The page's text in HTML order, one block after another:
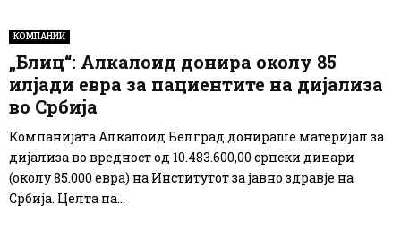
КОМПАНИИ
„Блиц“: Алкалоид донира околу 85
илјади евра за пациентите на дијализа
во Србија
Компанијата Алкалоид Белград донираше материјал за
дијализа во вредност од 10.483.600,00 српски динари
(околу 85.000 евра) на Институтот за јавно здравје на
Србија. Целта на...